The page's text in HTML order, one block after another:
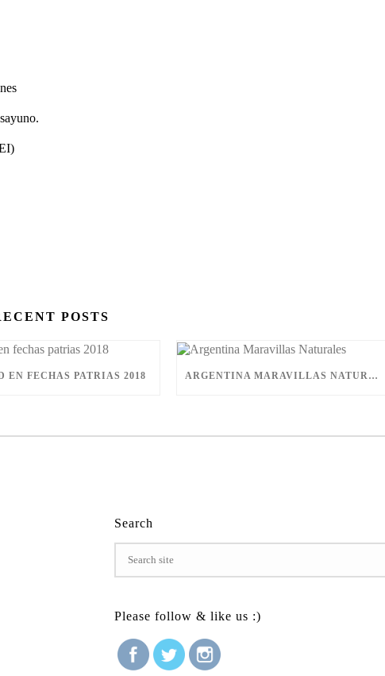
POSTS
EN FECHAS PATRIAS 2018 ARGENTINA MARAVILLAS NATURALES
Search
Please follow & like us :)